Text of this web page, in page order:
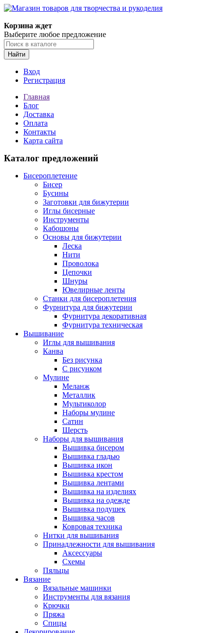
Корзина ждет
Выберите любое предложение
Найти
Вход
Регистрация
Главная
Блог
Доставка
Оплата
Контакты
Карта сайта
Каталог предложений
Бисероплетение
Бисер
Бусины
Заготовки для бижутерии
Иглы бисерные
Инструменты
Кабошоны
Основы для бижутерии
Леска
Нити
Проволока
Цепочки
Шнуры
Ювелирные ленты
Станки для бисероплетения
Фурнитура для бижутерии
Фурнитура декоративная
Фурнитура техническая
Вышивание
Иглы для вышивания
Канва
Без рисунка
С рисунком
Мулине
Меланж
Металлик
Мультиколор
Наборы мулине
Сатин
Шерсть
Наборы для вышивания
Вышивка бисером
Вышивка гладью
Вышивка икон
Вышивка крестом
Вышивка лентами
Вышивка на изделиях
Вышивка на одежде
Вышивка подушек
Вышивка часов
Ковровая техника
Нитки для вышивания
Принадлежности для вышивания
Аксессуары
Схемы
Пяльцы
Вязание
Вязальные машинки
Инструменты для вязания
Крючки
Пряжа
Спицы